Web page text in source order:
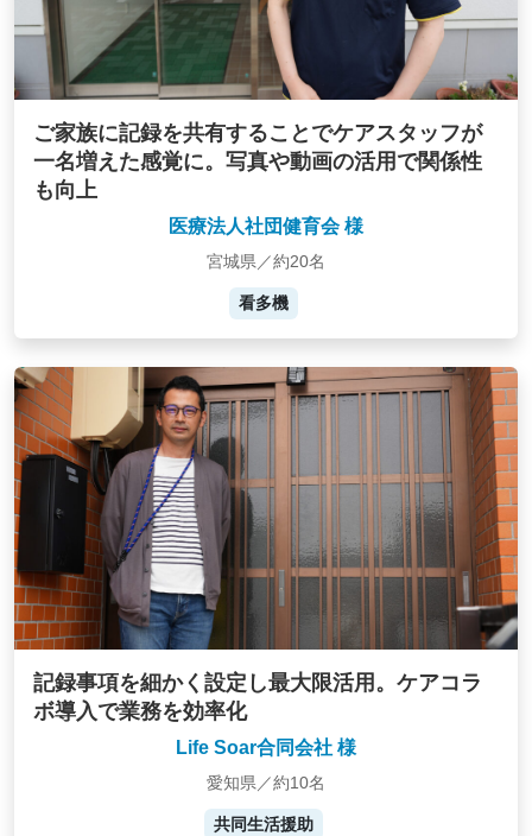
ご家族に記録を共有することでケアスタッフが
一名増えた感覚に。写真や動画の活用で関係性
も向上
医療法人社団健育会 様
宮城県／約20名
看多機
記録事項を細かく設定し最大限活用。ケアコラ
ボ導入で業務を効率化
Life Soar合同会社 様
愛知県／約10名
共同生活援助